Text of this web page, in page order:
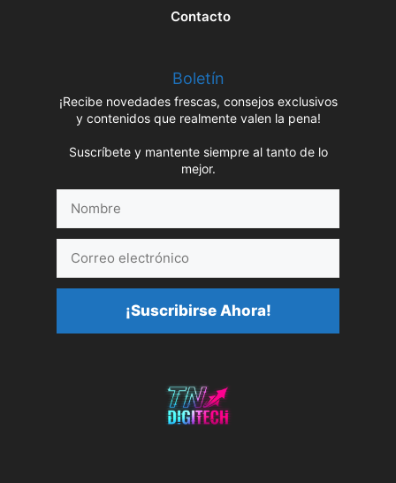
Contacto
Boletín
¡Recibe novedades frescas, consejos exclusivos
y contenidos que realmente valen la pena!
Suscríbete y mantente siempre al tanto de lo
mejor.
electrónico
¡Suscribirse Ahora!